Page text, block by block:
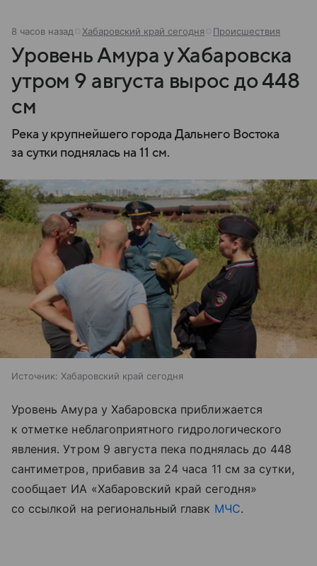
8 часов назад Хабаровский край сегодня Происшествия
Уровень Амура у Хабаровска
утром 9 августа вырос до 448
см
Река у крупнейшего города Дальнего Востока
за сутки поднялась на 11 см.
Источник: Хабаровский край сегодня
Уровень Амура у Хабаровска приближается
к отметке неблагоприятного гидрологического
явления. Утром 9 августа пека поднялась до 448
сантиметров, прибавив за 24 часа 11 см за сутки,
сообщает ИА «Хабаровский край сегодня»
со ссылкой на региональный главк МЧС.